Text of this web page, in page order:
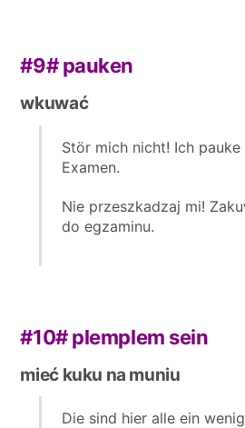
#9#pauken
wkuwać
Stör mich nicht! Ich
Examen.
Nie przeszkadzaj mi!
do egzaminu.
#10#plemplem sein
mieć kuku na muniu
Die sind hier alle ein